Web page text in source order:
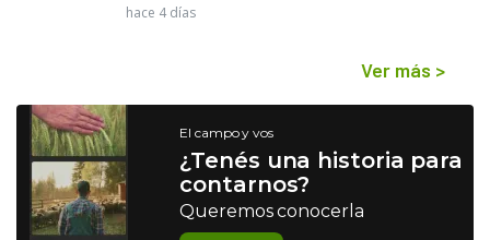
hace 4 días
Ver más >
El campo y vos
¿Tenés una historia para
contarnos?
Queremos conocerla